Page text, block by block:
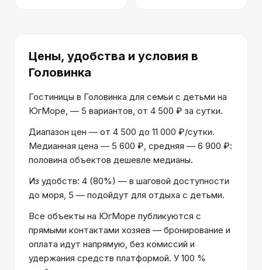
Цены, удобства и условия в
Головинка
Гостиницы в Головинка для семьи с детьми на
ЮгМоре, — 5 вариантов, от 4 500 ₽ за сутки.
Диапазон цен — от 4 500 до 11 000 ₽/сутки.
Медианная цена — 5 600 ₽, средняя — 6 900 ₽:
половина объектов дешевле медианы.
Из удобств: 4 (80%) — в шаговой доступности
до моря, 5 — подойдут для отдыха с детьми.
Все объекты на ЮгМоре публикуются с
прямыми контактами хозяев — бронирование и
оплата идут напрямую, без комиссий и
удержания средств платформой. У 100 %